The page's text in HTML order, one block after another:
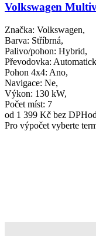
Volkswagen
Značka: Volkswagen,
Barva: Stříbrná,
Palivo/pohon: Hybrid,
Převodovka:
Pohon 4x4: Ano,
Navigace: Ne,
Výkon: 130 kW,
Počet míst: 7
od 1 399 Kč bez DPH
Pro výpočet vyberte